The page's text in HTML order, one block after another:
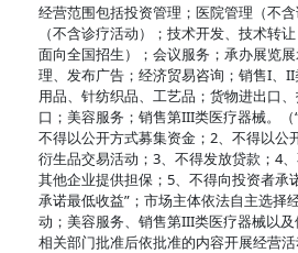
经营范围包括投资管理；医院管理（不
（不含诊疗活动）；技术开发、技术转
面向全国招生）；会议服务；承办展览
理、发布广告；经济贸易咨询；销售I、
用品、针纺织品、工艺品；货物进出口
口；美容服务；销售第III类医疗器械。（
不得以公开方式募集资金；2、不得以公
衍生品交易活动；3、不得发放贷款；4
其他企业提供担保；5、不得向投资者承
承诺最低收益”；市场主体依法自主选择
动；美容服务、销售第III类医疗器械以
相关部门批准后依批准的内容开展经营